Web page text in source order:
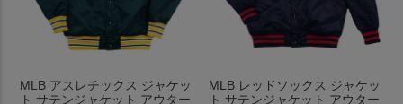
MLB アスレチックス ジャケッ
ト サテンジャケット アウター
MLB レッドソックス ジャケッ
ト サテンジャケット アウター